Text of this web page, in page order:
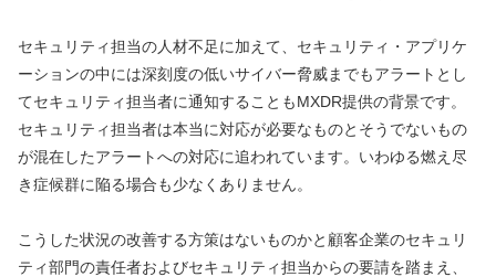
セキュリティ担当の人材不足に加えて、セキュリティ・アプリケ
ーションの中には深刻度の低いサイバー脅威までもアラートとし
てセキュリティ担当者に通知することもMXDR提供の背景です。
セキュリティ担当者は本当に対応が必要なものとそうでないもの
が混在したアラートへの対応に追われています。いわゆる燃え尽
き症候群に陥る場合も少なくありません。
こうした状況の改善する方策はないものかと顧客企業のセキュリ
ティ部門の責任者およびセキュリティ担当からの要請を踏まえ、